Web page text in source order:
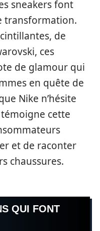
sneakers font
transformation.
de
ces
de glamour qui
en quête de
Nike n’hésite
cette
et de raconter
chaussures.
QUI FONT